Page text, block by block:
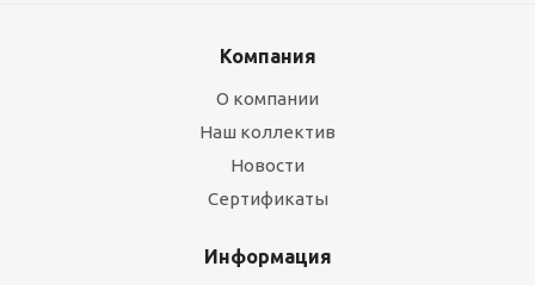
Компания
О компании
Наш коллектив
Новости
Сертификаты
Информация